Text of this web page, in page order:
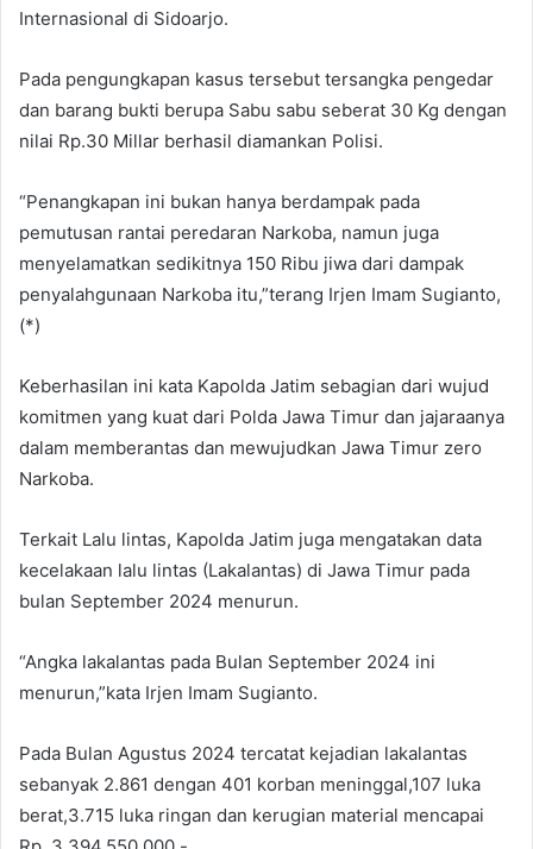
Internasional di Sidoarjo.
Pada pengungkapan kasus tersebut tersangka pengedar
dan barang bukti berupa Sabu sabu seberat 30 Kg dengan
nilai Rp.30 Millar berhasil diamankan Polisi.
“Penangkapan ini bukan hanya berdampak pada
pemutusan rantai peredaran Narkoba, namun juga
menyelamatkan sedikitnya 150 Ribu jiwa dari dampak
penyalahgunaan Narkoba itu,”terang Irjen Imam Sugianto,
(*)
Keberhasilan ini kata Kapolda Jatim sebagian dari wujud
komitmen yang kuat dari Polda Jawa Timur dan jajaraanya
dalam memberantas dan mewujudkan Jawa Timur zero
Narkoba.
Terkait Lalu lintas, Kapolda Jatim juga mengatakan data
kecelakaan lalu lintas (Lakalantas) di Jawa Timur pada
bulan September 2024 menurun.
“Angka lakalantas pada Bulan September 2024 ini
menurun,”kata Irjen Imam Sugianto.
Pada Bulan Agustus 2024 tercatat kejadian lakalantas
sebanyak 2.861 dengan 401 korban meninggal,107 luka
berat,3.715 luka ringan dan kerugian material mencapai